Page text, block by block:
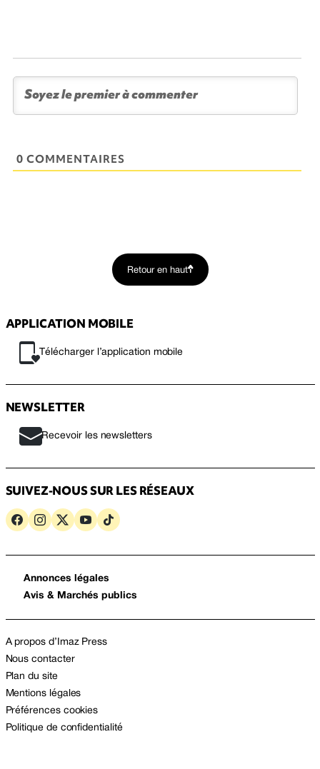
0 COMMENTAIRES
Retour en haut
APPLICATION MOBILE
Télécharger l’application mobile
NEWSLETTER
Recevoir les newsletters
SUIVEZ-NOUS SUR LES RÉSEAUX
Annonces légales
Avis & Marchés publics
A propos d’Imaz Press
Nous contacter
Plan du site
Mentions légales
Préférences cookies
Politique de confidentialité